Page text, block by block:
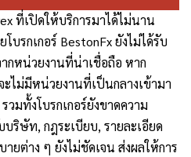
ที่เปิดให้บริการมาได้ไม่นาน
บรกเกอร์ BestonFx ยังไม่ได้รับ
กหน่วยงานที่น่าเชื่อถือ หาก
ะไม่มีหน่วยงานที่เป็นกลางเข้ามา
มทั้งโบรกเกอร์ยังขาดความ
บริษัท, กฎระเบียบ, รายละเอียด
ยต่าง ๆ ยังไม่ชัดเจน ส่งผลให้การ